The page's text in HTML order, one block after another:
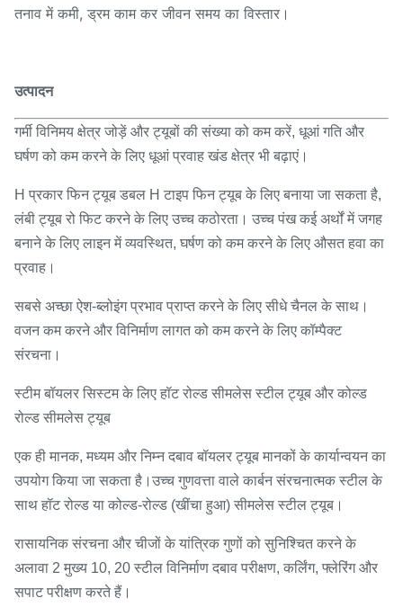
तनाव में कमी, ड्रम काम कर जीवन समय का विस्तार।
उत्पादन
गर्मी विनिमय क्षेत्र जोड़ें और ट्यूबों की संख्या को कम करें, धूआं गति और
घर्षण को कम करने के लिए धूआं प्रवाह खंड क्षेत्र भी बढ़ाएं।
H प्रकार फिन ट्यूब डबल H टाइप फिन ट्यूब के लिए बनाया जा सकता है,
लंबी ट्यूब रो फिट करने के लिए उच्च कठोरता। उच्च पंख कई अर्थों में जगह
बनाने के लिए लाइन में व्यवस्थित, घर्षण को कम करने के लिए औसत हवा का
प्रवाह।
सबसे अच्छा ऐश-ब्लोइंग प्रभाव प्राप्त करने के लिए सीधे चैनल के साथ।
वजन कम करने और विनिर्माण लागत को कम करने के लिए कॉम्पैक्ट
संरचना।
स्टीम बॉयलर सिस्टम के लिए हॉट रोल्ड सीमलेस स्टील ट्यूब और कोल्ड
रोल्ड सीमलेस ट्यूब
एक ही मानक, मध्यम और निम्न दबाव बॉयलर ट्यूब मानकों के कार्यान्वयन का
उपयोग किया जा सकता है।उच्च गुणवत्ता वाले कार्बन संरचनात्मक स्टील के
साथ हॉट रोल्ड या कोल्ड-रोल्ड (खींचा हुआ) सीमलेस स्टील ट्यूब।
रासायनिक संरचना और चीजों के यांत्रिक गुणों को सुनिश्चित करने के
अलावा 2 मुख्य 10, 20 स्टील विनिर्माण दबाव परीक्षण, कर्लिंग, फ्लेरिंग और
सपाट परीक्षण करते हैं।